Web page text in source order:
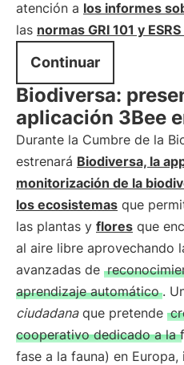
atención a los informes
las normas GRI 101 y
Continuar
Biodiversa:
aplicación 3Bee
Durante la Cumbre de la
estrenará Biodiversa, la
monitorización de la
los ecosistemas que
las plantas y flores que
al aire libre aprovechando
avanzadas de
aprendizaje automático .
ciudadanaque pretende
cooperativo dedicado a la
fase a la fauna) en